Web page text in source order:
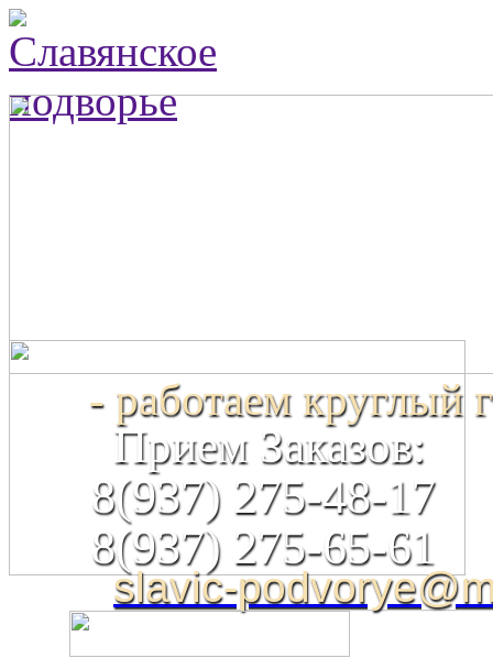
- работаем круглый
Прием Заказов:
8(937) 275-48-17
8(937) 275-65-61
slavic-